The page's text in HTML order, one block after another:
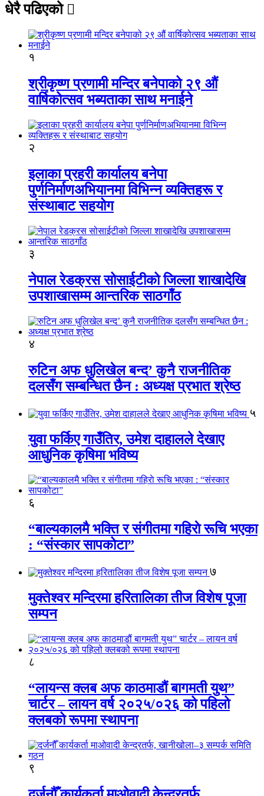
धेरै पढिएको
१
श्रीकृष्ण प्रणामी मन्दिर बनेपाको २९ औं
वार्षिकोत्सव भब्यताका साथ मनाईने
२
इलाका प्रहरी कार्यालय बनेपा
पुर्णनिर्माणअभियानमा विभिन्न व्यक्तिहरू र
संस्थाबाट सहयोग
३
नेपाल रेडक्रस सोसाईटीको जिल्ला शाखादेखि
उपशाखासम्म आन्तरिक साठगाँठ
४
रुटिन अफ धुलिखेल बन्द’ कुनै राजनीतिक
दलसँग सम्बन्धित छैन : अध्यक्ष प्रभात श्रेष्ठ
५
युवा फर्किए गाउँतिर, उमेश दाहालले देखाए
आधुनिक कृषिमा भविष्य
६
“बाल्यकालमै भक्ति र संगीतमा गहिराे रूचि भएका
: “संस्कार सापकोटा”
७
मुक्तेश्वर मन्दिरमा हरितालिका तीज विशेष पूजा
सम्पन
८
“लायन्स क्लब अफ काठमाडौं बागमती युथ”
चार्टर – लायन वर्ष २०२५/०२६ को पहिलो
क्लबको रूपमा स्थापना
९